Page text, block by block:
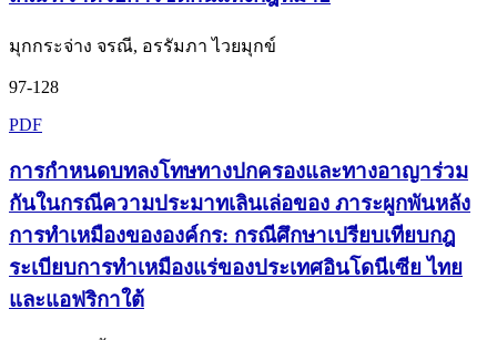
มุกกระจ่าง จรณี, อรรัมภา ไวยมุกข์
97-128
PDF
การกำหนดบทลงโทษทางปกครองและทางอาญาร่วม
กันในกรณีความประมาทเลินเล่อของ ภาระผูกพันหลัง
การทำเหมืองขององค์กร: กรณีศึกษาเปรียบเทียบกฎ
ระเบียบการทำเหมืองแร่ของประเทศอินโดนีเซีย ไทย
และแอฟริกาใต้